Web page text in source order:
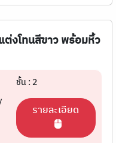
ต่งโทนสีขาว พร้อมหิ้ว
ชั้น : 2